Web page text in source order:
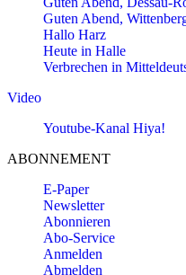
Guten Abend,
Hallo Harz
Heute in Halle
Verbrechen in
Video
Youtube-Kanal Hiya!
ABONNEMENT
E-Paper
Newsletter
Abonnieren
Abo-Service
Anmelden
Abmelden